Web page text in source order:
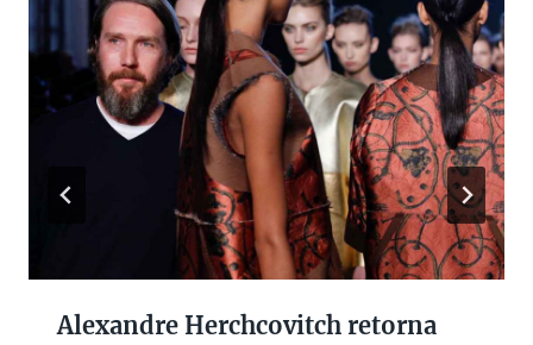
Alexandre Herchcovitch retorna